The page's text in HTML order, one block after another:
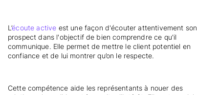
L’écoute active est une façon d'écouter attentivement son
prospect dans l'objectif de bien comprendre ce qu'il
communique. Elle permet de mettre le client potentiel en
confiance et de lui montrer qu’on le respecte.
Cette compétence aide les représentants à nouer des